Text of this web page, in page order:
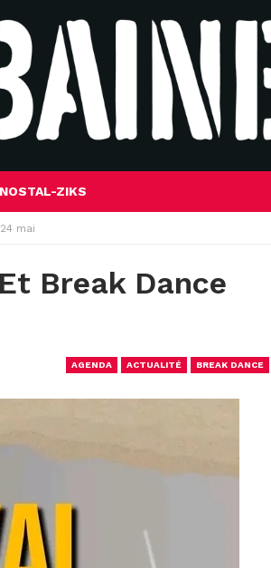
NOSTAL-ZIKS
mai
Break Dance
AGENDA ACTUALITÉ BREAK DANCE